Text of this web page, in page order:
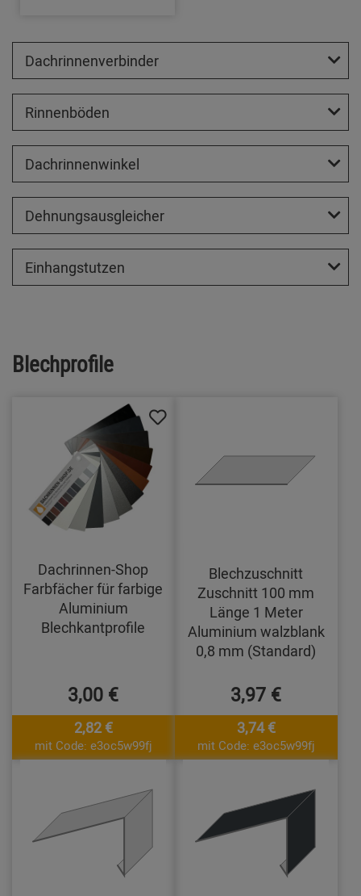
Dachrinnenverbinder
Rinnenböden
Dachrinnenwinkel
Dehnungsausgleicher
Einhangstutzen
Blechprofile
Dachrinnen-Shop
Farbfächer für farbige
Aluminium
Blechkantprofile
3,00 €
2,82 €
mit Code: e3oc5w99fj
Blechzuschnitt
Zuschnitt 100 mm
Länge 1 Meter
Aluminium walzblank
0,8 mm (Standard)
3,97 €
3,74 €
mit Code: e3oc5w99fj